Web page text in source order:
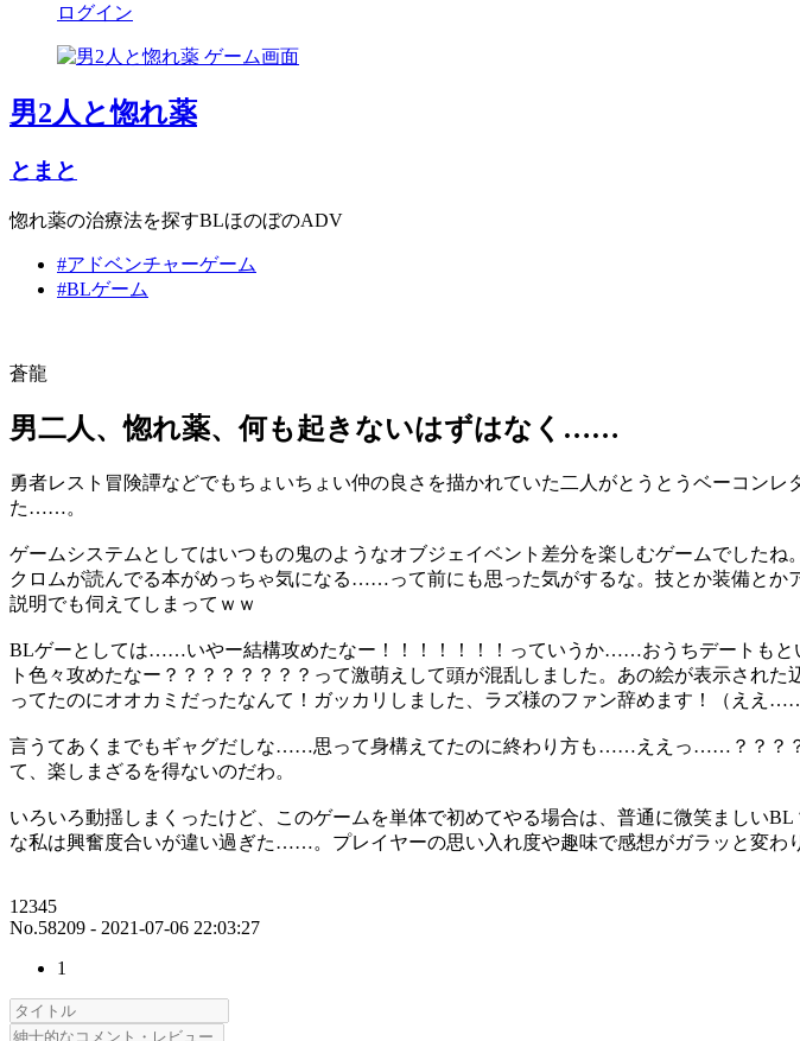
ログイン
男2人と惚れ薬
とまと
惚れ薬の治療法を探すBLほのぼのADV
#アドベンチャーゲーム
#BLゲーム
蒼龍
男二人、惚れ薬、何も起きないはずはなく……
勇者レスト冒険譚などでもちょいちょい仲の良さを描かれていた二人がとうとうベーコン
た……。
ゲームシステムとしてはいつもの鬼のようなオブジェイベント差分を楽しむゲームでした
クロムが読んでる本がめっちゃ気になる……って前にも思った気がするな。技とか装備と
説明でも伺えてしまってｗｗ
BLゲーとしては……いやー結構攻めたなー！！！！！！！っていうか……おうちデートもと
ト色々攻めたなー？？？？？？？？って激萌えして頭が混乱しました。あの絵が表示さ
ってたのにオオカミだったなんて！ガッカリしました、ラズ様のファン辞めます！（ええ
言うてあくまでもギャグだしな……思って身構えてたのに終わり方も……ええっ……？？？
て、楽しまざるを得ないのだわ。
いろいろ動揺しまくったけど、このゲームを単体で初めてやる場合は、普通に微笑ましい
な私は興奮度合いが違い過ぎた……。プレイヤーの思い入れ度や趣味で感想がガラッと変わ
12345
No.58209 - 2021-07-06 22:03:27
1